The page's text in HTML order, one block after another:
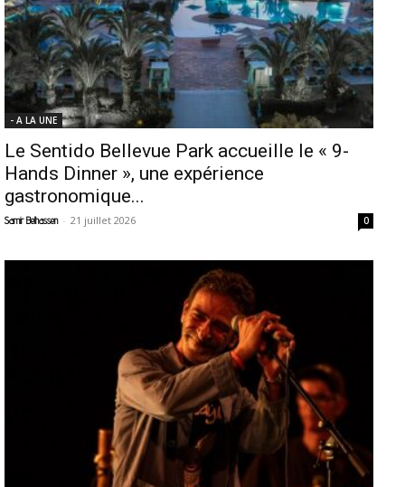
- A LA UNE
Le Sentido Bellevue Park accueille le « 9-
Hands Dinner », une expérience
gastronomique...
Samir Belhassen - 21 juillet 2026 0